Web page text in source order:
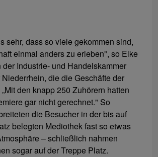
sehr, dass so viele gekommen sind,
einmal anders zu erleben", so Elke
der Industrie- und Handelskammer
die die Geschäfte der
den knapp 250 Zuhörern hatten
gar nicht gerechnet." So
die Besucher in der bis auf
belegten Mediothek fast so etwas
– schließlich nahmen
sogar auf der Treppe Platz.